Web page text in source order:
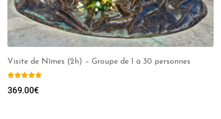
Visite de Nîmes (2h) – Groupe de 1 à 30 personnes
369.00€